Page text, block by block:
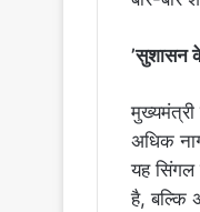
’सुशासन
अधिक
यह सिंगल
है, बल्कि